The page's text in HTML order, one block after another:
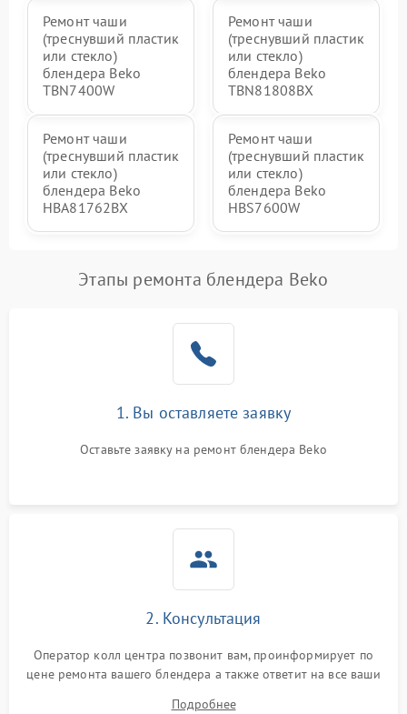
Ремонт чаши
(треснувший пластик
или стекло)
блендера Beko
TBN7400W
Ремонт чаши
(треснувший пластик
или стекло)
блендера Beko
TBN81808BX
Ремонт чаши
(треснувший пластик
или стекло)
блендера Beko
HBA81762BX
Ремонт чаши
(треснувший пластик
или стекло)
блендера Beko
HBS7600W
Этапы ремонта блендера Beko
1. Вы оставляете заявку
Оставьте заявку на ремонт блендера Beko
2. Консультация
Оператор колл центра позвонит вам, проинформирует по
цене ремонта вашего блендера а также ответит на все ваши
Подробнее